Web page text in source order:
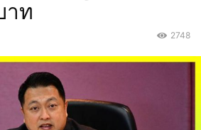
าท
2748